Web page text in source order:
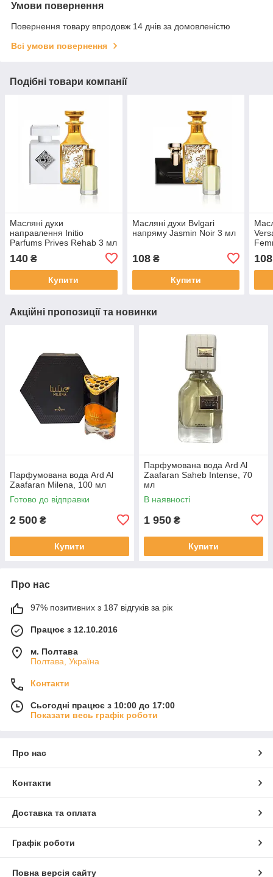
Умови повернення
Повернення товару впродовж 14 днів за домовленістю
Всі умови повернення
Подібні товари компанії
Масляні духи
направлення Initio
Parfums Prives Rehab 3 мл
140 ₴
Купити
Масляні духи Bvlgari
напряму Jasmin Noir 3 мл
108₴
Купити
108
Акційні пропозиції та новинки
Парфумована вода Ard Al
Zaafaran Milena, 100 мл
Готово до відправки
2 500 ₴
Купити
Парфумована вода Ard Al
Zaafaran Saheb Intense, 70
мл
В наявності
1 950 ₴
Купити
Про нас
97% позитивних з 187 відгуків за рік
Працює з 12.10.2016
м. Полтава
Полтава, Україна
Контакти
Сьогодні працює з 10:00 до 17:00
Показати весь графік роботи
Про нас
Контакти
Доставка та оплата
Графік роботи
Повна версія сайту